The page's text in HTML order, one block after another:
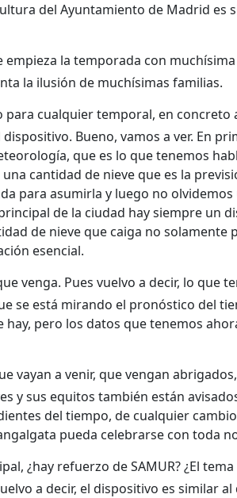
del Ayuntamiento de Madrid es
la temporada con
la ilusión de muchísimas familias.
cualquier temporal, en concreto
Bueno, vamos a ver. En
que es lo que tenemos
cantidad de nieve que es la
para asumirla y luego no olvidemos
de la ciudad hay siempre un
de nieve que caiga no solamente
esencial.
venga. Pues vuelvo a decir, lo que
se está mirando el pronóstico del
pero los datos que tenemos
vayan a venir, que vengan
y sus equitos también están
del tiempo, de cualquier
pueda celebrarse con toda
¿hay refuerzo de SAMUR? ¿El
a decir, el dispositivo es similar